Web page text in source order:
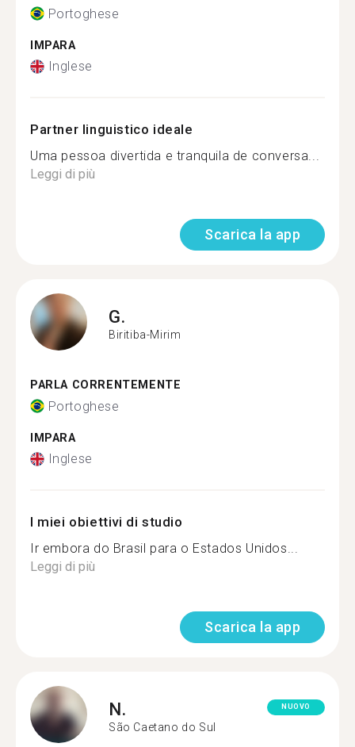
Portoghese
IMPARA
Inglese
Partner linguistico ideale
Uma pessoa divertida e tranquila de conversa...
Leggi di più
Scarica la app
G.
Biritiba-Mirim
PARLA CORRENTEMENTE
Portoghese
IMPARA
Inglese
I miei obiettivi di studio
Ir embora do Brasil para o Estados Unidos...
Leggi di più
Scarica la app
N.
São Caetano do Sul
NUOVO